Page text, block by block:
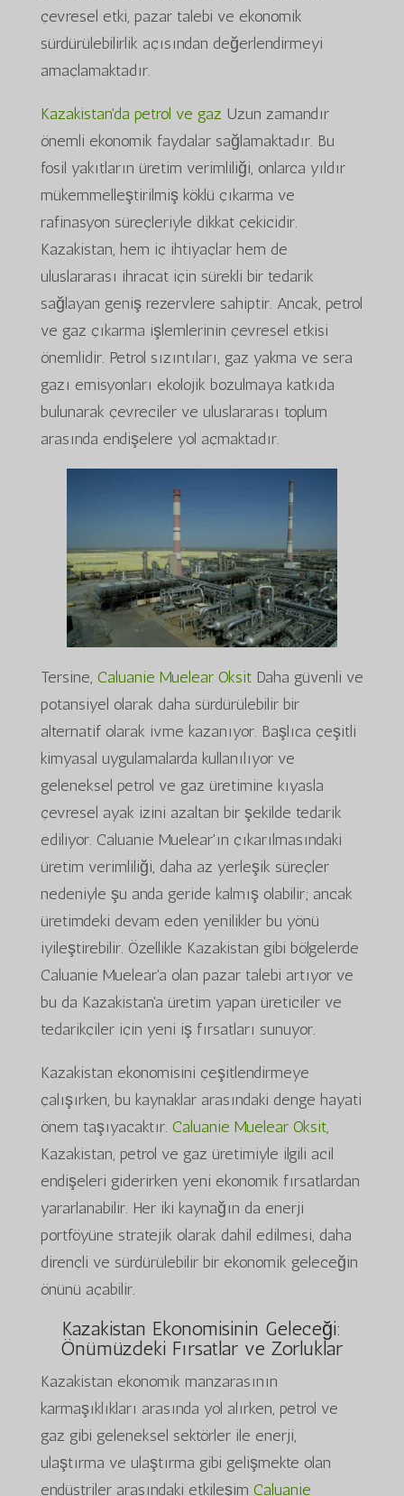
çevresel etki, pazar talebi ve ekonomik
sürdürülebilirlik açısından değerlendirmeyi
amaçlamaktadır.
Kazakistan'da petrol ve gaz Uzun zamandır
önemli ekonomik faydalar sağlamaktadır. Bu
fosil yakıtların üretim verimliliği, onlarca yıldır
mükemmelleştirilmiş köklü çıkarma ve
rafinasyon süreçleriyle dikkat çekicidir.
Kazakistan, hem iç ihtiyaçlar hem de
uluslararası ihracat için sürekli bir tedarik
sağlayan geniş rezervlere sahiptir. Ancak, petrol
ve gaz çıkarma işlemlerinin çevresel etkisi
önemlidir. Petrol sızıntıları, gaz yakma ve sera
gazı emisyonları ekolojik bozulmaya katkıda
bulunarak çevreciler ve uluslararası toplum
arasında endişelere yol açmaktadır.
Tersine, Caluanie Muelear OksitDaha güvenli ve
potansiyel olarak daha sürdürülebilir bir
alternatif olarak ivme kazanıyor. Başlıca çeşitli
kimyasal uygulamalarda kullanılıyor ve
geleneksel petrol ve gaz üretimine kıyasla
çevresel ayak izini azaltan bir şekilde tedarik
ediliyor. Caluanie Muelear'ın çıkarılmasındaki
üretim verimliliği, daha az yerleşik süreçler
nedeniyle şu anda geride kalmış olabilir; ancak
üretimdeki devam eden yenilikler bu yönü
iyileştirebilir. Özellikle Kazakistan gibi bölgelerde
Caluanie Muelear'a olan pazar talebi artıyor ve
bu da Kazakistan'a üretim yapan üreticiler ve
tedarikçiler için yeni iş fırsatları sunuyor.
Kazakistan ekonomisini çeşitlendirmeye
çalışırken, bu kaynaklar arasındaki denge hayati
önem taşıyacaktır. Caluanie Muelear Oksit,
Kazakistan, petrol ve gaz üretimiyle ilgili acil
endişeleri giderirken yeni ekonomik fırsatlardan
yararlanabilir. Her iki kaynağın da enerji
portföyüne stratejik olarak dahil edilmesi, daha
dirençli ve sürdürülebilir bir ekonomik geleceğin
önünü açabilir.
Kazakistan Ekonomisinin Geleceği:
Önümüzdeki Fırsatlar ve Zorluklar
Kazakistan ekonomik manzarasının
karmaşıklıkları arasında yol alırken, petrol ve
gaz gibi geleneksel sektörler ile enerji,
ulaştırma ve ulaştırma gibi gelişmekte olan
endüstriler arasındaki etkileşim Caluanie